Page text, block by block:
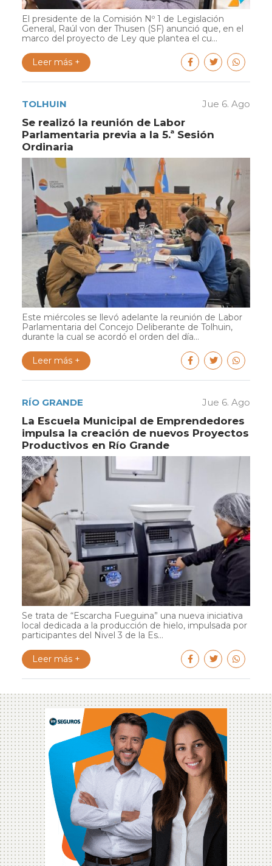
El presidente de la Comisión Nº 1 de Legislación
General, Raúl von der Thusen (SF) anunció que, en el
marco del proyecto de Ley que plantea el cu...
Leer más +
TOLHUIN Jue 6. Ago
Se realizó la reunión de Labor
Parlamentaria previa a la 5.ª Sesión
Ordinaria
Este miércoles se llevó adelante la reunión de Labor
Parlamentaria del Concejo Deliberante de Tolhuin,
durante la cual se acordó el orden del día...
Leer más +
RÍO GRANDE Jue 6. Ago
La Escuela Municipal de Emprendedores
impulsa la creación de nuevos Proyectos
Productivos en Río Grande
Se trata de “Escarcha Fueguina” una nueva iniciativa
local dedicada a la producción de hielo, impulsada por
participantes del Nivel 3 de la Es...
Leer más +